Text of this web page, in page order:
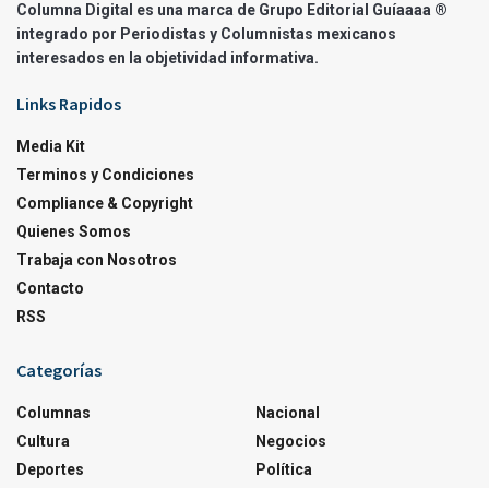
Columna Digital es una marca de Grupo Editorial Guíaaaa ®
integrado por Periodistas y Columnistas mexicanos
interesados en la objetividad informativa.
Links Rapidos
Media Kit
Terminos y Condiciones
Compliance & Copyright
Quienes Somos
Trabaja con Nosotros
Contacto
RSS
Categorías
Columnas
Cultura
Deportes
Nacional
Negocios
Política